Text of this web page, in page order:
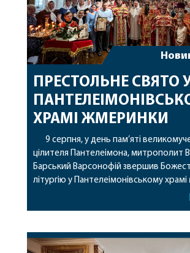
ПРЕСТОЛЬНЕ СВЯТО
ХРАМІ ЖМЕРИНКИ
9 серпня, у день пам’яті
цілителя Пантелеімона, митрополит
Барський Варсонофій звершив
літургію у Пантелеімонівському храмі
Жмеринки. Перед початком
часткою її святих мощей.
Варсонофію співслужили секретар